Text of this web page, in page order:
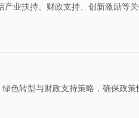
业扶持、财政支持、创新激励等
色转型与财政支持策略，确保政策